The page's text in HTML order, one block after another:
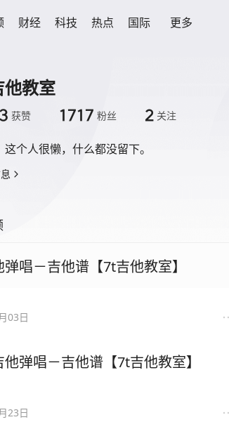
财经 科技 热点 国际 更多
教室
获赞 1717 粉丝 2 关注
这个人很懒，什么都没留下。
唱－吉他谱【7t吉他教室】
03日
弹唱－吉他谱【7t吉他教室】
23日